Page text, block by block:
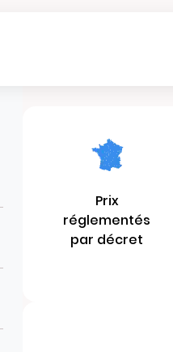
Prix
réglementés
par décret